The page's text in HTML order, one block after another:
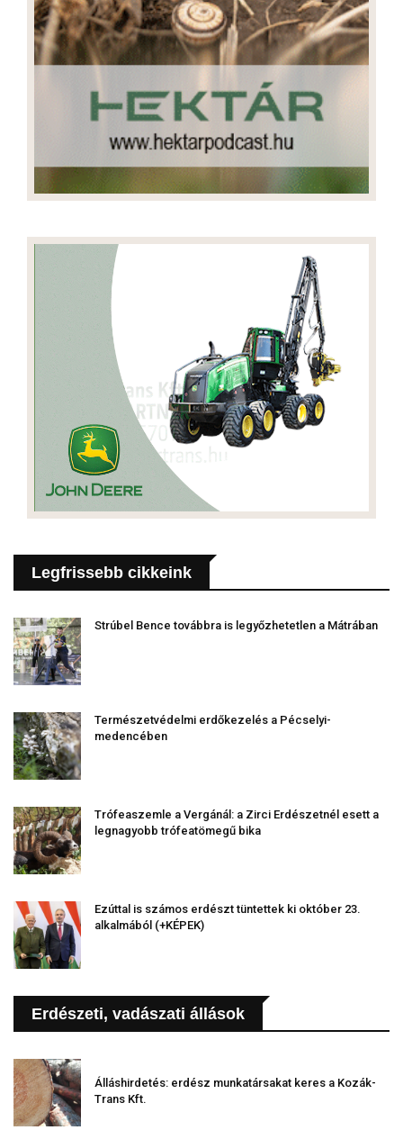
Legfrissebb cikkeink
Strúbel Bence továbbra is legyőzhetetlen a Mátrában
Természetvédelmi erdőkezelés a Pécselyi-
medencében
Trófeaszemle a Vergánál: a Zirci Erdészetnél esett a
legnagyobb trófeatömegű bika
Ezúttal is számos erdészt tüntettek ki október 23.
alkalmából (+KÉPEK)
Erdészeti, vadászati állások
Álláshirdetés: erdész munkatársakat keres a Kozák-
Trans Kft.